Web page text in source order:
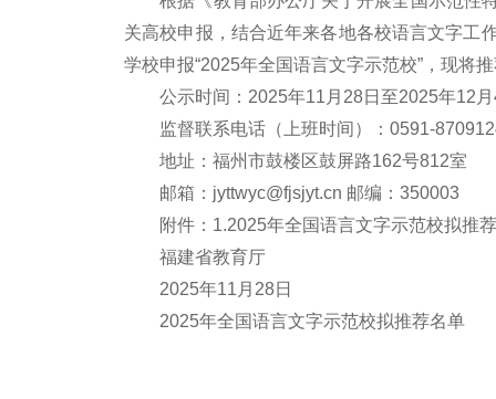
关高校申报，结合近年来各地各校语言文字工
学校申报“2025年全国语言文字示范校”，现将推
公示时间：2025年11月28日至2025年12月
监督联系电话（上班时间）：0591-
地址：福州市鼓楼区鼓屏路162号812室
邮箱：jyttwyc@fjsjyt.cn 邮编：350003
附件：1.2025年全国语言文字示范校拟推
福建省教育厅
2025年11月28日
2025年全国语言文字示范校拟推荐名单